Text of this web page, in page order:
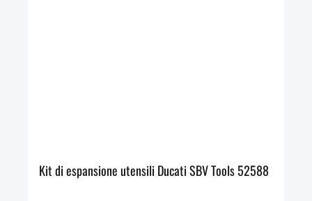
Kit di espansione utensili Ducati SBV Tools 52588